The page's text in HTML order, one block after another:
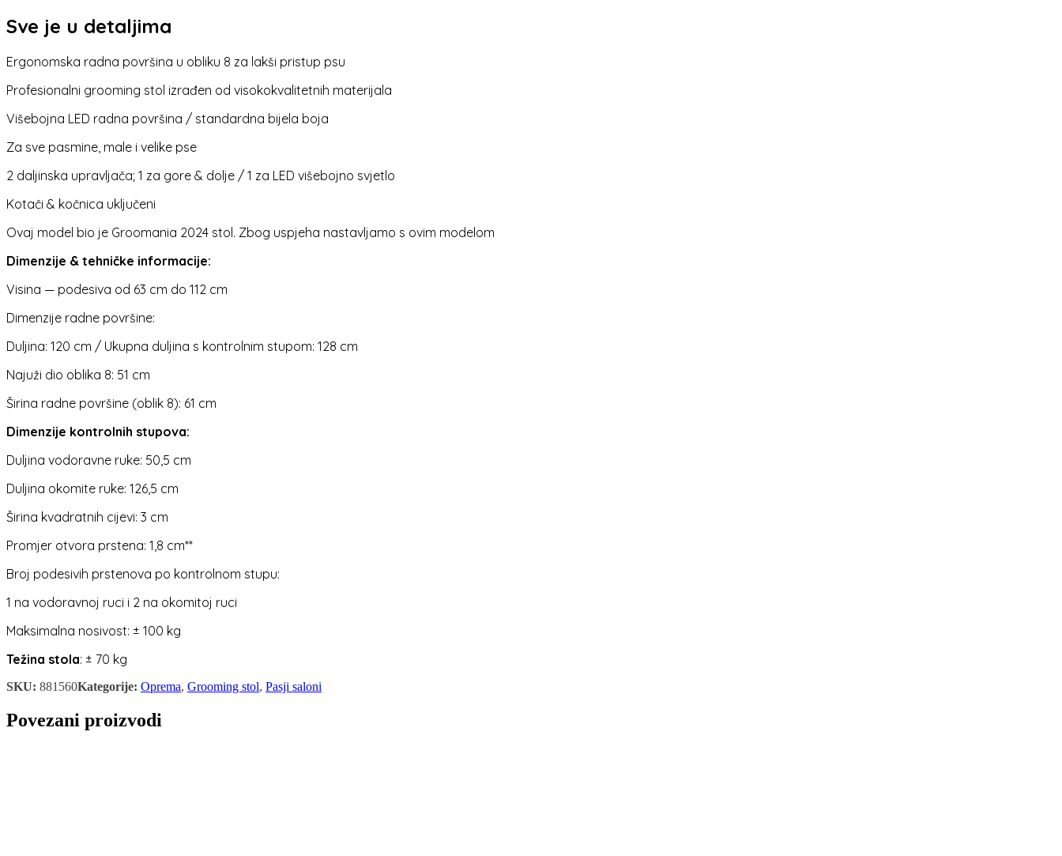
Sve je u detaljima
Ergonomska radna površina u obliku 8 za lakši pristup psu
Profesionalni grooming stol izrađen od visokokvalitetnih materijala
Višebojna LED radna površina / standardna bijela boja
Za sve pasmine, male i velike pse
2 daljinska upravljača; 1 za gore & dolje / 1 za LED višebojno svjetlo
Kotači & kočnica uključeni
Ovaj model bio je Groomania 2024 stol. Zbog uspjeha nastavljamo s ovim modelom
Dimenzije & tehničke informacije:
Visina — podesiva od 63 cm do 112 cm
Dimenzije radne površine:
Duljina: 120 cm / Ukupna duljina s kontrolnim stupom: 128 cm
Najuži dio oblika 8: 51 cm
Širina radne površine (oblik 8): 61 cm
Dimenzije kontrolnih stupova:
Duljina vodoravne ruke: 50,5 cm
Duljina okomite ruke: 126,5 cm
Širina kvadratnih cijevi: 3 cm
Promjer otvora prstena: 1,8 cm**
Broj podesivih prstenova po kontrolnom stupu:
1 na vodoravnoj ruci i 2 na okomitoj ruci
Maksimalna nosivost: ± 100 kg
Težina stola: ± 70 kg
SKU: 881560Kategorije: Oprema, Grooming stol, Pasji saloni
Povezani proizvodi